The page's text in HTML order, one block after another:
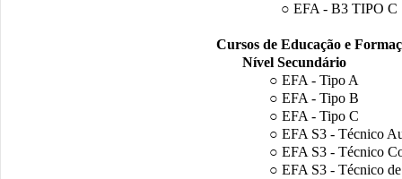
○ EFA - B3 TIPO C
Cursos de Educação e
Nível Secundário
○ EFA - Tipo A
○ EFA - Tipo B
○ EFA - Tipo C
○ EFA S3 - Técnico
○ EFA S3 - Técnico
○ EFA S3 - Técnico